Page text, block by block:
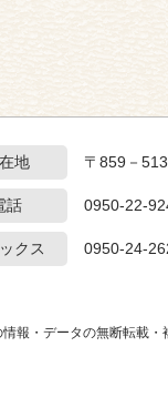
地 〒859－
話 0950-22-
クス 0950-24-
報・データの無断転載・